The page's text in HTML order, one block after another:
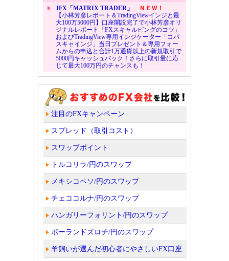
JFX「MATRIX TRADER」
ＮＥＷ！
【小林芳彦レポート＆TradingViewインジと最
大100万5000円】口座開設完了で小林芳彦オリ
ジナルレポート「FXスキャルピングのコツ」
およびTradingView専用インジケーター「コバ
スキャインジ」当日プレゼント＆専用フォー
ムからの申込と合計1万通貨以上の新規取引で
5000円キャッシュバック！さらに取引量に応
じて最大100万円のチャンスも！
注目のFXキャンペーン
スプレッド（取引コスト）
スワップポイント
トルコリラ/円のスワップ
メキシコペソ/円のスワップ
チェココルナ/円のスワップ
ハンガリーフォリント/円のスワップ
ポーランドズロチ/円のスワップ
羊飼いが選んだ初心者にやさしいFX口座